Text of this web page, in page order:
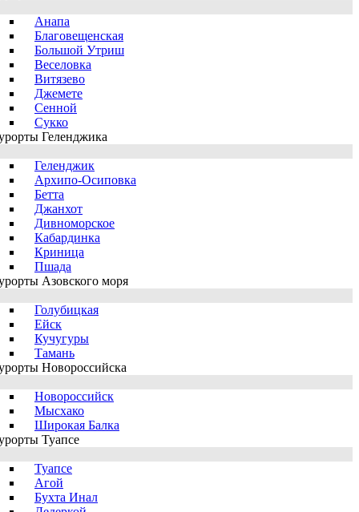
Анапа
Благовещенская
Большой Утриш
Веселовка
Витязево
Джемете
Сенной
Сукко
Геленджика
Геленджик
Архипо-Осиповка
Бетта
Джанхот
Дивноморское
Кабардинка
Криница
Пшада
Азовского моря
Голубицкая
Ейск
Кучугуры
Тамань
Новороссийска
Новороссийск
Мысхако
Широкая Балка
Туапсе
Туапсе
Агой
Бухта Инал